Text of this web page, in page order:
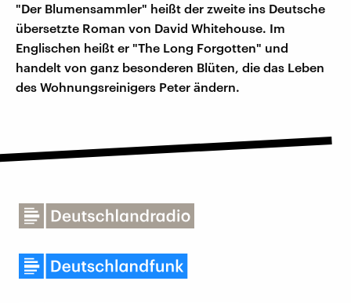
"Der Blumensammler" heißt der zweite ins Deutsche
übersetzte Roman von David Whitehouse. Im
Englischen heißt er "The Long Forgotten" und
handelt von ganz besonderen Blüten, die das Leben
des Wohnungsreinigers Peter ändern.